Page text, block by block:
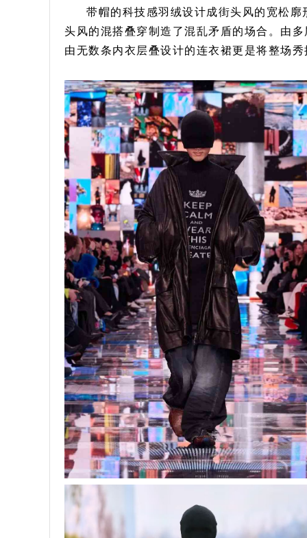
带帽的科技感羽绒设计成街头风的宽松
头风的混搭叠穿制造了混乱矛盾的场合。由
由无数条内衣层叠设计的连衣裙更是将整场